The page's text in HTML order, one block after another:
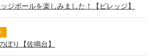
ジボールを楽しみました！【ビレッジ】
ぼり【佐鳴台】